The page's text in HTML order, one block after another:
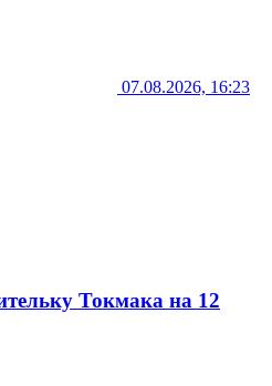
07.08.2026, 16:23
Токмака на 12